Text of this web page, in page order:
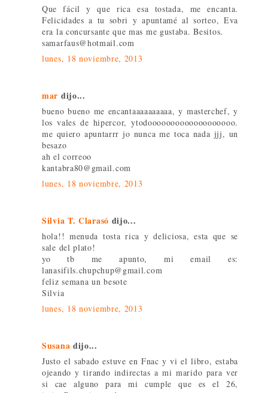
Que fácil y que rica esa tostada, me encanta.
Felicidades a tu sobri y apuntamé al sorteo, Eva
era la concursante que mas me gustaba. Besitos.
samarfaus@hotmail.com
lunes, 18 noviembre, 2013
mar dijo...
bueno bueno me encantaaaaaaaaaa, y masterchef, y
los vales de hipercor, ytodooooooooooooooooooo.
me quiero apuntarrr jo nunca me toca nada jjj, un
besazo
ah el correoo
kantabra80@gmail.com
lunes, 18 noviembre, 2013
Silvia T. Clarasó dijo...
hola!! menuda tosta rica y deliciosa, esta que se
sale del plato!
yo tb me apunto, mi email es:
lanasifils.chupchup@gmail.com
feliz semana un besote
Silvia
lunes, 18 noviembre, 2013
Susana dijo...
Justo el sabado estuve en Fnac y vi el libro, estaba
ojeando y tirando indirectas a mi marido para ver
si cae alguno para mi cumple que es el 26,